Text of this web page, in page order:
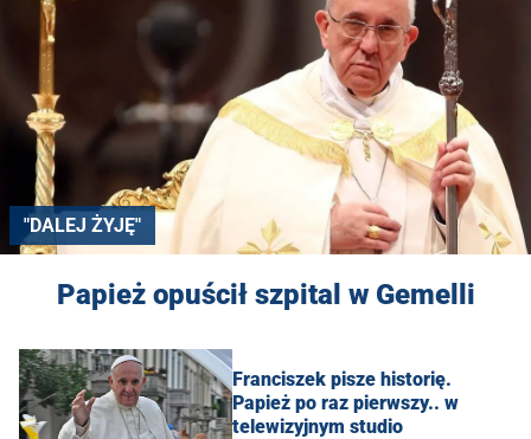
"DALEJ ŻYJĘ"
Papież opuścił szpital w Gemelli
Franciszek pisze historię.
Papież po raz pierwszy.. w
telewizyjnym studio